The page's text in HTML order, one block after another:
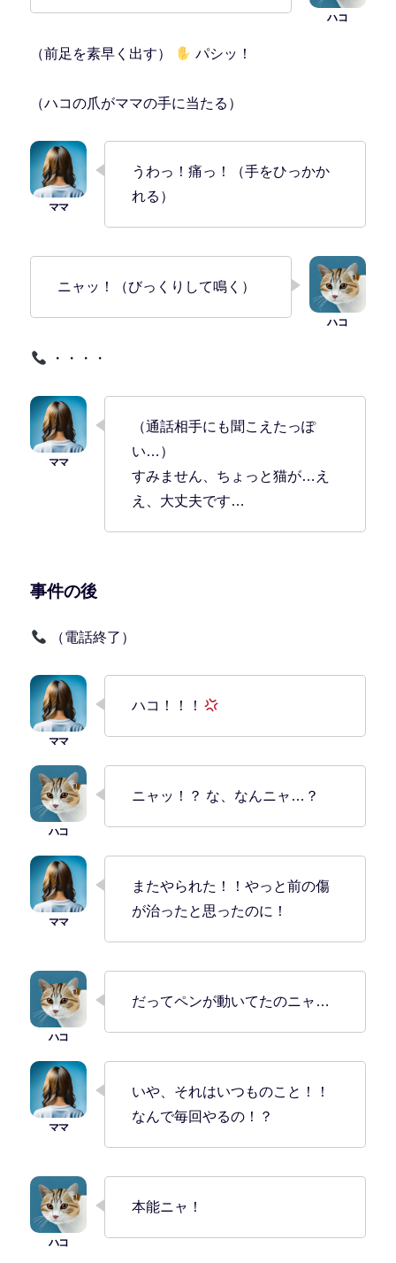
（前足を素早く出す） パシッ！
（ハコの爪がママの手に当たる）
うわっ！痛っ！（手をひっかか
れる）
ニャッ！（びっくりして鳴く）
・・・・
（通話相手にも聞こえたっぽ
い…）
すみません、ちょっと猫が…え
え、大丈夫です…
事件の後
（電話終了）
ハコ！！！
ニャッ！？ な、なんニャ…？
またやられた！！やっと前の傷
が治ったと思ったのに！
だってペンが動いてたのニャ…
いや、それはいつものこと！！
なんで毎回やるの！？
本能ニャ！